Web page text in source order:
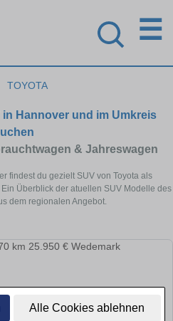
Alle Cookies ablehnen
☰
TOYOTA
Hannover und im Umkreis
& Jahreswagen
findest du gezielt SUV von Toyota als
Überblick der atuellen SUV Modelle des
dem regionalen Angebot.